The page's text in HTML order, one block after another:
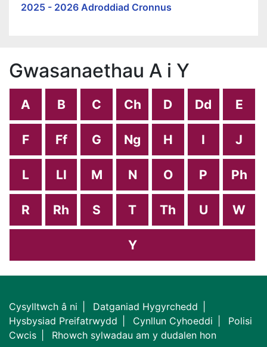
2025 - 2026 Adroddiad Cronnus
Gwasanaethau A i Y
A B C Ch D Dd E
F Ff G Ng H I J
L Ll M N O P Ph
R Rh S T Th U W
Y
Cysylltwch â ni
Datganiad Hygyrchedd
Hysbysiad Preifatrwydd
Cynllun Cyhoeddi
Polisi
Cwcis
Rhowch sylwadau am y dudalen hon